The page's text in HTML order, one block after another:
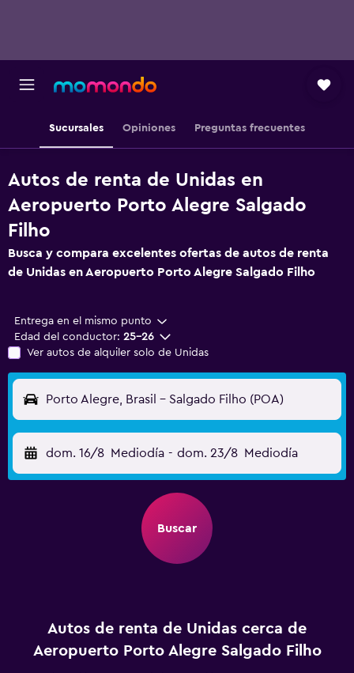
Sucursales Opiniones Preguntas frecuentes
Autos de renta de Unidas en
Aeropuerto Porto Alegre Salgado
Filho
Busca y compara excelentes ofertas de autos de renta
de Unidas en Aeropuerto Porto Alegre Salgado Filho
Entrega en el mismo punto
Edad del conductor: 25-26
Ver autos de alquiler solo de Unidas
Porto Alegre, Brasil - Salgado Filho (POA)
dom. 16/8 Mediodía - dom. 23/8 Mediodía
Buscar
Autos de renta de Unidas cerca de
Aeropuerto Porto Alegre Salgado Filho